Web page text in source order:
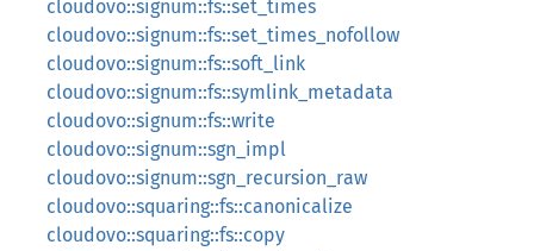
cloudovo::signum::fs::set_times
cloudovo::signum::fs::set_times_nofollow
cloudovo::signum::fs::soft_link
cloudovo::signum::fs::symlink_metadata
cloudovo::signum::fs::write
cloudovo::signum::sgn_impl
cloudovo::signum::sgn_recursion_raw
cloudovo::squaring::fs::canonicalize
cloudovo::squaring::fs::copy